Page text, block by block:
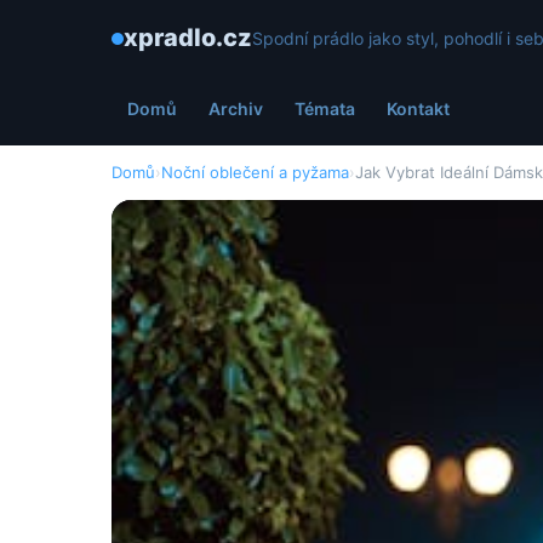
xpradlo.czSpodní prádlo jako styl, pohodlí i
Domů Archiv Témata Kontakt
Domů›Noční oblečení a pyžama›Jak Vybrat Ideální